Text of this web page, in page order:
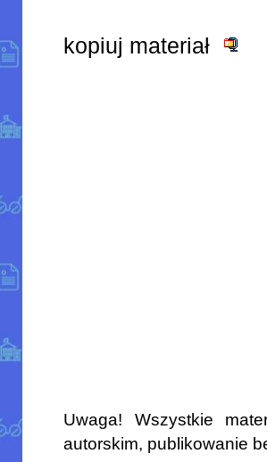
kopiuj materiał
Uwaga! Wszystkie
autorskim, publikowanie